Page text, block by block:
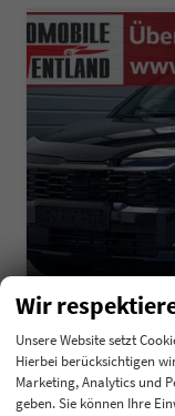
Kia Sportage
Black Edition 1,6
Wir
Unsere Website setzt
Hierbei berücksichtigen
Marketing, Analytics und
geben. Sie können Ihre